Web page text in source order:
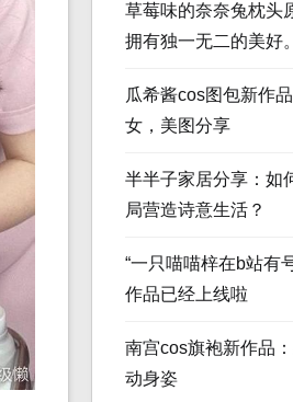
草莓味的奈奈兔枕头
拥有独一无二的美好。
瓜希酱cos图包新作
女，美图分享
半半子家居分享：如
局营造诗意生活？
“一只喵喵梓在b站有
作品已经上线啦
南宫cos旗袍新作品
动身姿